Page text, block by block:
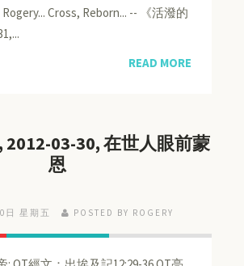
Cross, Reborn... -- 《活潑的
READ MORE
2012-03-30, 在世人眼前蒙
恩
日 星期五 POSTED BY ROGERY